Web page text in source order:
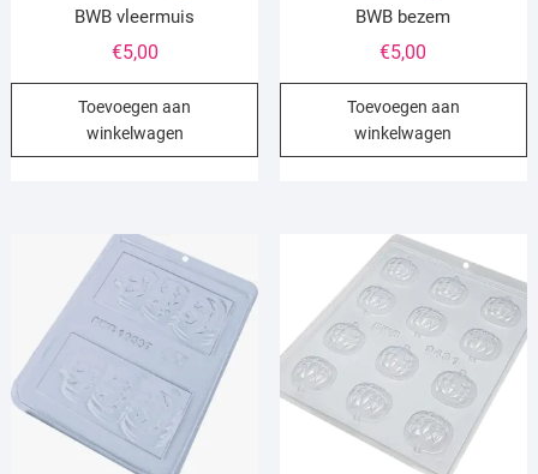
BWB vleermuis
€5,00
Toevoegen aan
winkelwagen
BWB bezem
€5,00
Toevoegen aan
winkelwagen